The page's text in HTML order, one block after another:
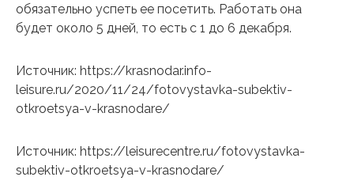
обязательно успеть ее посетить. Работать она
будет около 5 дней, то есть с 1 до 6 декабря.
Источник: https://krasnodar.info-
leisure.ru/2020/11/24/fotovystavka-subektiv-
otkroetsya-v-krasnodare/
Источник: https://leisurecentre.ru/fotovystavka-
subektiv-otkroetsya-v-krasnodare/